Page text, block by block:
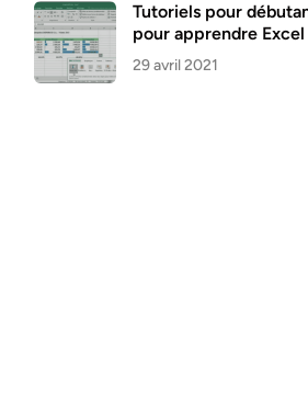
Tutoriels pour
pour apprendre Excel
29 avril 2021